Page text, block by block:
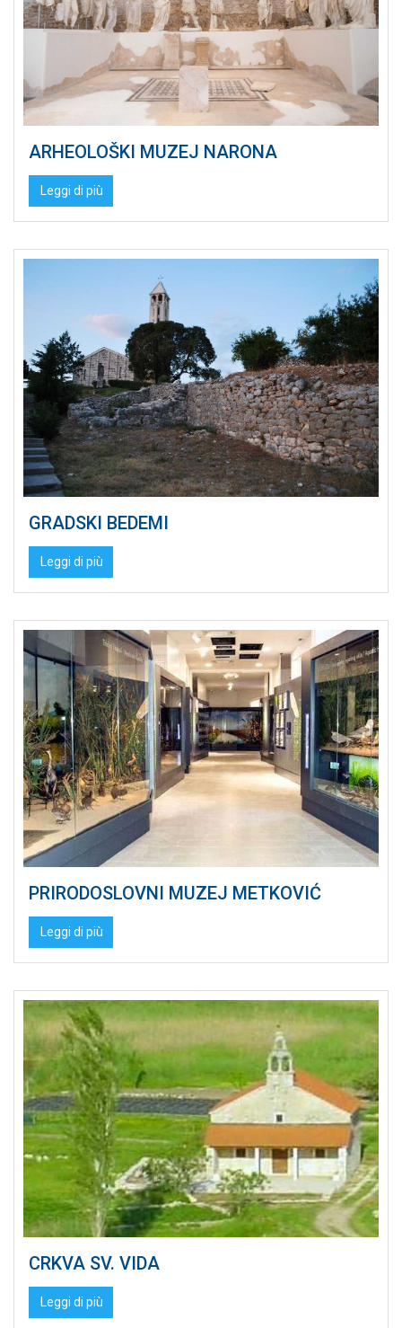
ARHEOLOŠKI MUZEJ NARONA
Leggi di più
GRADSKI BEDEMI
Leggi di più
PRIRODOSLOVNI MUZEJ METKOVIĆ
Leggi di più
CRKVA SV. VIDA
Leggi di più